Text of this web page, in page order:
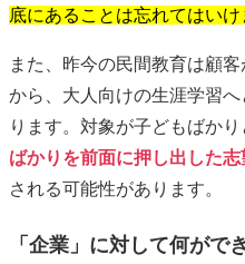
底にあることは忘れてはいけ
また、昨今の民間教育は顧
から、大人向けの生涯学習
ります。対象が子どもばかり
ばかりを前面に押し出した志
される可能性があります。
「企業」に対して何がで